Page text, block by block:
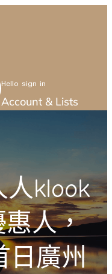
Hello sign in
Account & Lists
klook
人，
日廣州